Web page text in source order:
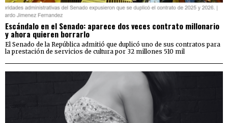
Escándalo en el Senado: aparece dos veces contrato millonario
y ahora quieren borrarlo
El Senado de la República admitió que duplicó uno de sus contratos para
la prestación de servicios de cultura por 32 millones 510 mil